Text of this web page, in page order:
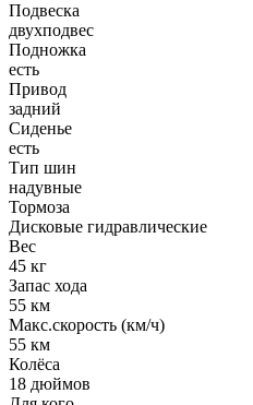
Подвеска
двухподвес
Подножка
есть
Привод
задний
Сиденье
есть
Тип шин
надувные
Тормоза
Дисковые гидравлические
Вес
45 кг
Запас хода
55 км
Макс.скорость (км/ч)
55 км
Колёса
18 дюймов